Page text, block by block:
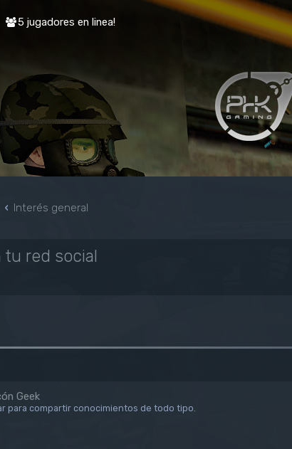
5 jugadores en linea!
Interés general
red social
Geek
para compartir conocimientos de todo tipo.